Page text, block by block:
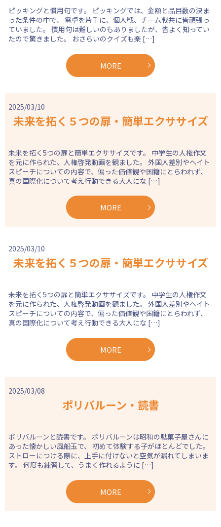
ピッキングと慣用句です。 ピッキングでは、金額と品目数の決ま
った条件の中で、 電卓を片手に、個人戦、チーム戦共に皆頑張っ
ていました。 慣用句は難しいのもありましたが、皆よく知ってい
たので驚きました。 おさらいのクイズも楽 […]
MORE
2025/03/10
未来を拓く５つの扉・簡単エクササイズ
未来を拓く5つの扉と簡単エクササイズです。 中学生の人権作文
を元に作られた、人権啓発動画を観ました。 外国人差別やヘイト
スピーチについての内容で、偏った価値観や国籍にとらわれず、
真の国際化について考え行動できる大人にな […]
MORE
2025/03/10
未来を拓く５つの扉・簡単エクササイズ
未来を拓く5つの扉と簡単エクササイズです。 中学生の人権作文
を元に作られた、人権啓発動画を観ました。 外国人差別やヘイト
スピーチについての内容で、偏った価値観や国籍にとらわれず、
真の国際化について考え行動できる大人にな […]
MORE
2025/03/08
ポリバルーン・読書
ポリバルーンと読書です。 ポリバルーンは昭和の駄菓子屋さんに
あった懐かしい風船玉で、 初めて体験する子がほとんどでした。
ストローにつける際に、上手に付けないと空気が漏れてしまいま
す。 何度も練習して、うまく作れるように […]
MORE